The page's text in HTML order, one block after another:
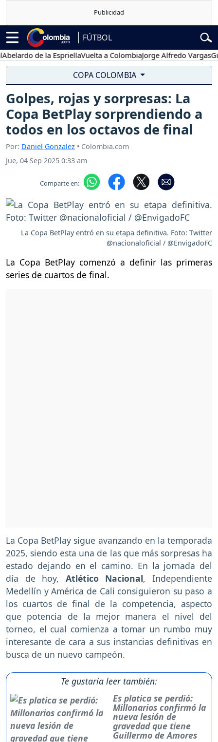
FÚTBOL
de la EspriellaVuelta a ColombiaJorge Alfredo Vargas
COPA COLOMBIA
Golpes, rojas y sorpresas: La
Copa BetPlay sorprendiendo a
todos en los octavos de final
Por: Daniel Gonzalez • Colombia.com
Jue, 04 Sep 2025 0:33 am
Comparte en:
La Copa BetPlay entró en su etapa definitiva. Foto: Twitter
@nacionaloficial / @EnvigadoFC
La Copa BetPlay comenzó a definir las primeras
series de cuartos de final.
La Copa BetPlay sigue avanzando en la temporada
2025, siendo esta una de las que más sorpresas ha
estado dejando en el camino. En la jornada del
día de hoy, Atlético Nacional, Independiente
Medellín y América de Cali consiguieron su paso a
los cuartos de final de la competencia, aspecto
que potencia de la mejor manera el nivel del
torneo, el cual comienza a tomar un rumbo muy
interesante de cara a sus instancias definitivas en
busca de un nuevo campeón.
Te gustaría leer también:
Es platica se perdió:
Millonarios confirmó la
nueva lesión de
gravedad que tiene
Guillermo de Amores